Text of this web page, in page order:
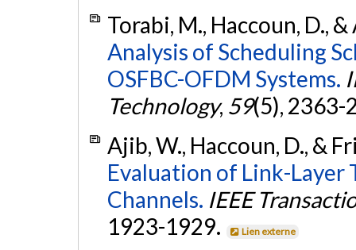
Torabi, M., Haccoun, D.,
Analysis of Scheduling
OSFBC-OFDM Systems.
Technology, 59(5), 2363-
Ajib, W., Haccoun, D., &
Evaluation of Link-Layer
Channels. IEEE
1923-1929.
Lien externe